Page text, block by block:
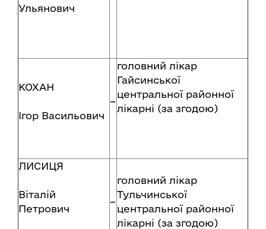
Ульянович
КОХАН
Ігор Васильович
–
головний лікар
Гайсинської
центральної районної
лікарні (за згодою)
ЛИСИЦЯ
Віталій
Петрович
–
головний лікар
Тульчинської
центральної районної
лікарні (за згодою)